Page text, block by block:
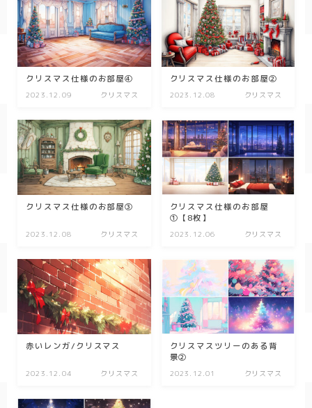
秋/autumn
自然
森
海
空
花
食べ物
スイーツ
キッチン
お風呂
寝室
カスタムお部屋
クリスマス仕様のお部屋④
2023.12.09 クリスマス
クリスマス仕様のお部屋②
2023.12.08 クリスマス
クリスマス仕様のお部屋③
2023.12.08 クリスマス
クリスマス仕様のお部屋
①【8枚】
2023.12.06 クリスマス
赤いレンガ/クリスマス
2023.12.04 クリスマス
クリスマスツリーのある背
景②
2023.12.01 クリスマス